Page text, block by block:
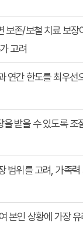
보존/보철 치료 보장
고려
연간 한도를 최우선
받을 수 있도록 조
범위를 고려, 가족력
본인 상황에 가장